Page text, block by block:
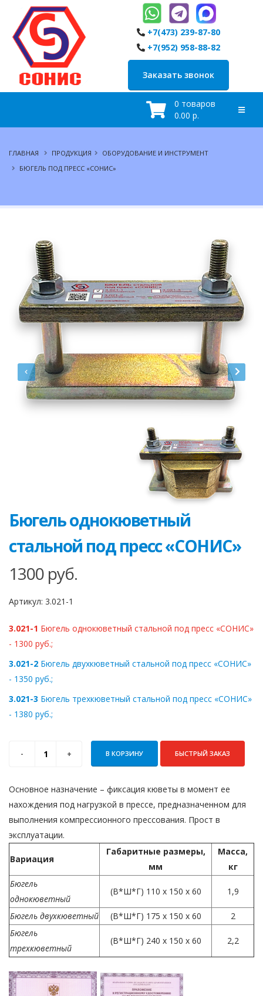
+7(473) 239-87-80
+7(952) 958-88-82
Заказать звонок
0 товаров
0.00 р.
ГЛАВНАЯ ПРОДУКЦИЯ
ОБОРУДОВАНИЕ И ИНСТРУМЕНТ
БЮГЕЛЬ ПОД ПРЕСС «СОНИС»
Бюгель однокюветный
стальной под пресс «СОНИС»
1300 руб.
Артикул: 3.021-1
3.021-1 Бюгель однокюветный стальной под пресс «СОНИС»
- 1300 руб.;
3.021-2 Бюгель двухкюветный стальной под пресс «СОНИС»
- 1350 руб.;
3.021-3 Бюгель трехкюветный стальной под пресс «СОНИС»
- 1380 руб.;
В КОРЗИНУ БЫСТРЫЙ ЗАКАЗ
Основное назначение – фиксация кюветы в момент ее
нахождения под нагрузкой в прессе, предназначенном для
выполнения компрессионного прессования. Прост в
эксплуатации.
Вариация
Габаритные размеры,
мм
Масса,
кг
Бюгель
однокюветный
(В*Ш*Г) 110 х 150 х 60 1,9
Бюгель двухкюветный (В*Ш*Г) 175 х 150 х 60
2
Бюгель
трехкюветный
(В*Ш*Г) 240 х 150 х 60 2,2